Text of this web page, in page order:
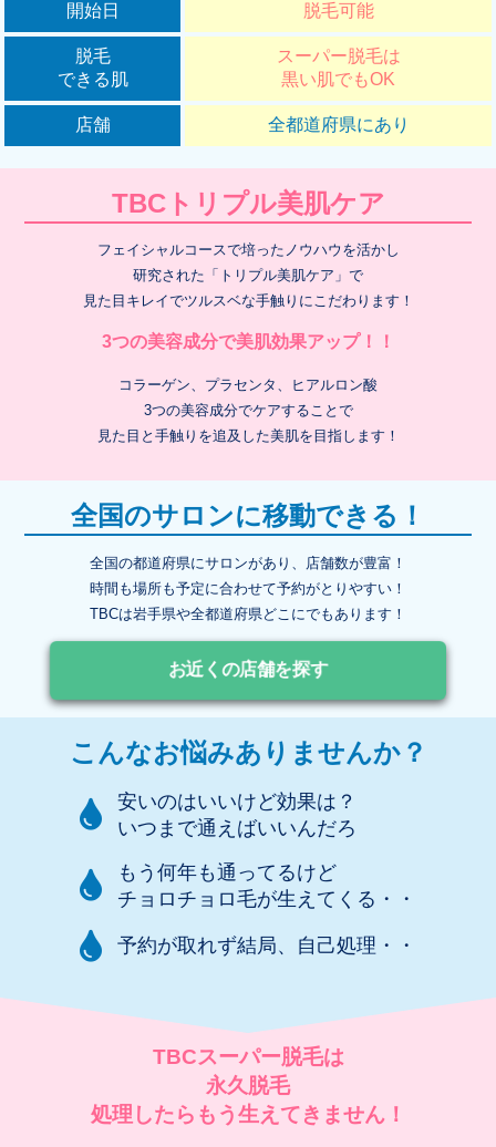
開始日 脱毛可能
脱毛
できる肌
スーパー脱毛は
黒い肌でもOK
店舗 全都道府県にあり
TBCトリプル美肌ケア
フェイシャルコースで培ったノウハウを活かし
研究された「トリプル美肌ケア」で
見た目キレイでツルスベな手触りにこだわります！
3つの美容成分で美肌効果アップ！！
コラーゲン、プラセンタ、ヒアルロン酸
3つの美容成分でケアすることで
見た目と手触りを追及した美肌を目指します！
全国のサロンに移動できる！
全国の都道府県にサロンがあり、店舗数が豊富！
時間も場所も予定に合わせて予約がとりやすい！
TBCは岩手県や全都道府県どこにでもあります！
お近くの店舗を探す
こんなお悩みありませんか？
安いのはいいけど効果は？
いつまで通えばいいんだろ
もう何年も通ってるけど
チョロチョロ毛が生えてくる・・
予約が取れず結局、自己処理・・
TBCスーパー脱毛は
永久脱毛
処理したらもう生えてきません！